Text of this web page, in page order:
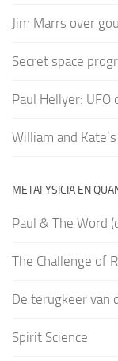
Jim Marrs over
Secret space
Paul Hellyer:
William and
METAFYSICIA EN
Paul & The Word
The Challenge of
De terugkeer van
Spirit Science